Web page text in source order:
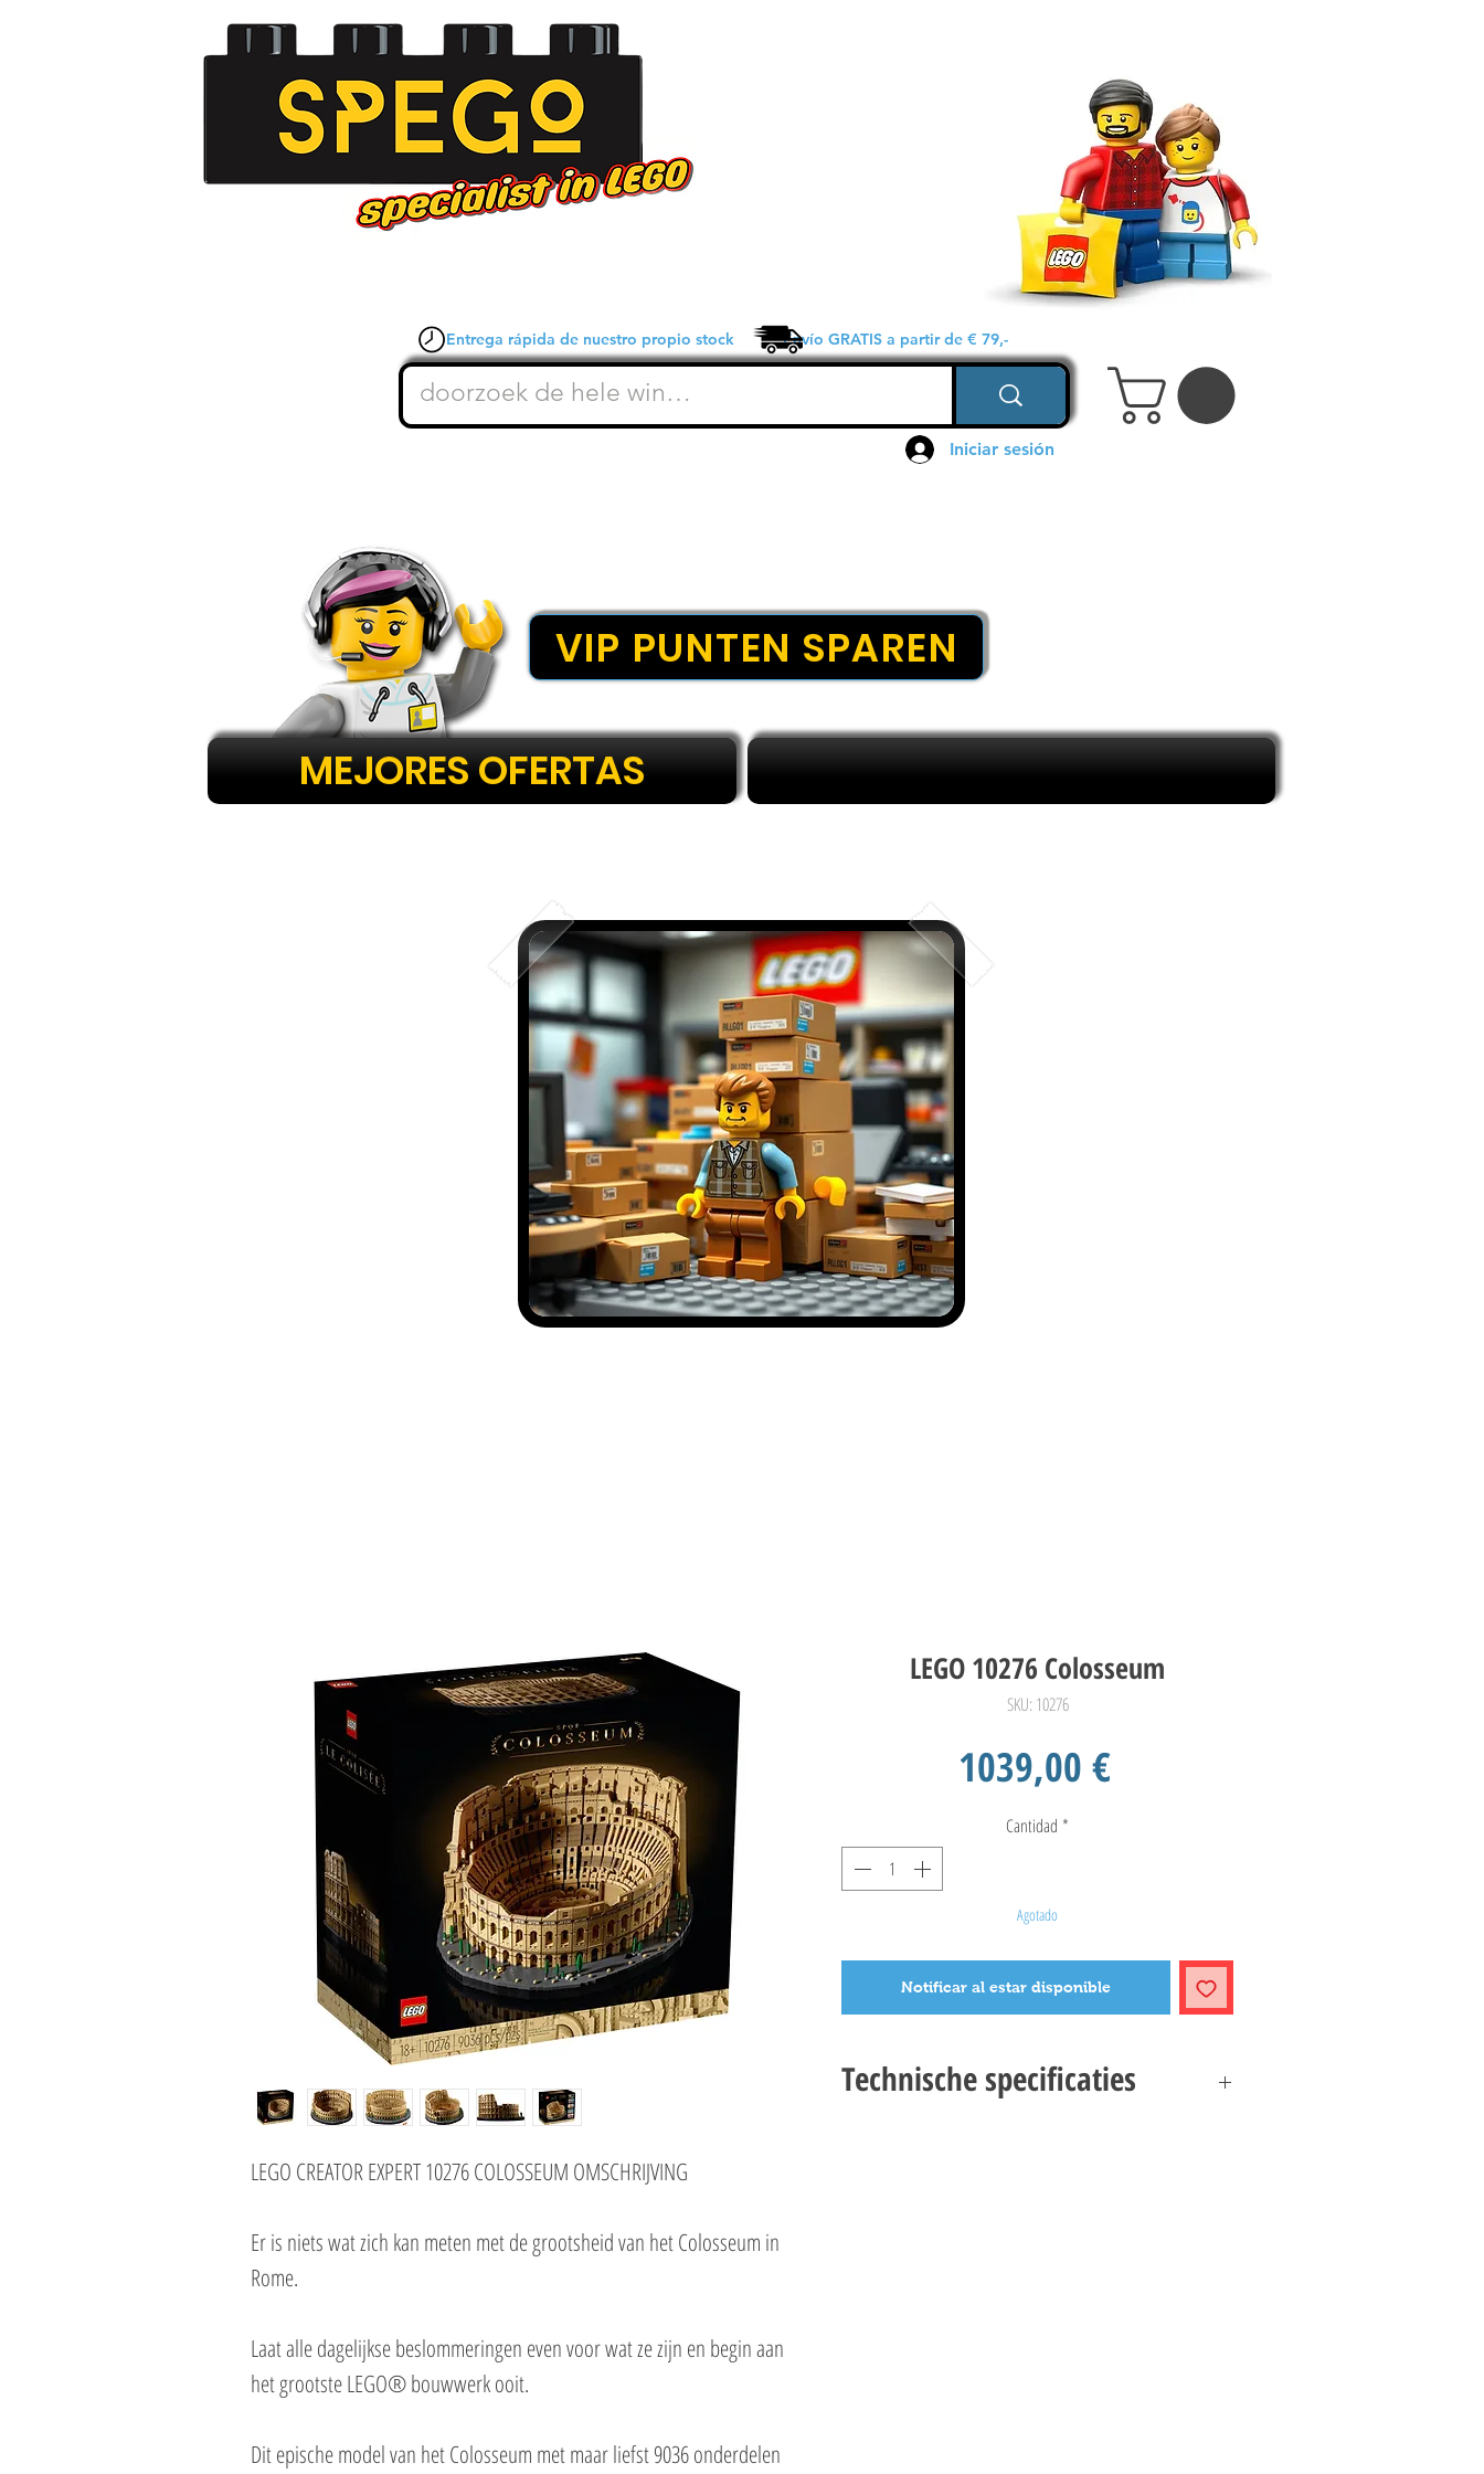
Entrega rápida de nuestro propio stock Envío GRATIS a partir de € 79,-
Iniciar sesión
VIP PUNTEN SPAREN
MEJORES OFERTAS
LEGO CREATOR EXPERT 10276 COLOSSEUM OMSCHRIJVING
Er is niets wat zich kan meten met de grootsheid van het Colosseum in
Rome.
Laat alle dagelijkse beslommeringen even voor wat ze zijn en begin aan
het grootste LEGO® bouwwerk ooit.
Dit epische model van het Colosseum met maar liefst 9036 onderdelen
LEGO 10276 Colosseum
SKU: 10276
1039,00 €Precio
Cantidad *
Agotado
Notificar al estar disponible
Technische specificaties